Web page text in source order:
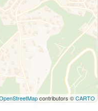
contributors ©CARTO